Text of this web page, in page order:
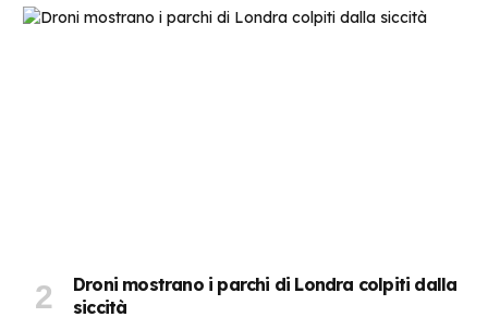
Droni mostrano i parchi di Londra colpiti dalla
siccità